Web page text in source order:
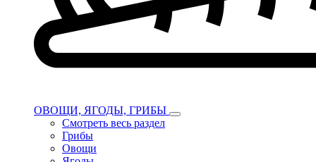
ОВОЩИ, ЯГОДЫ, ГРИБЫ
Смотреть весь раздел
Грибы
Овощи